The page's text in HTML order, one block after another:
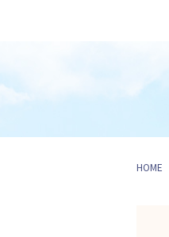
HOME